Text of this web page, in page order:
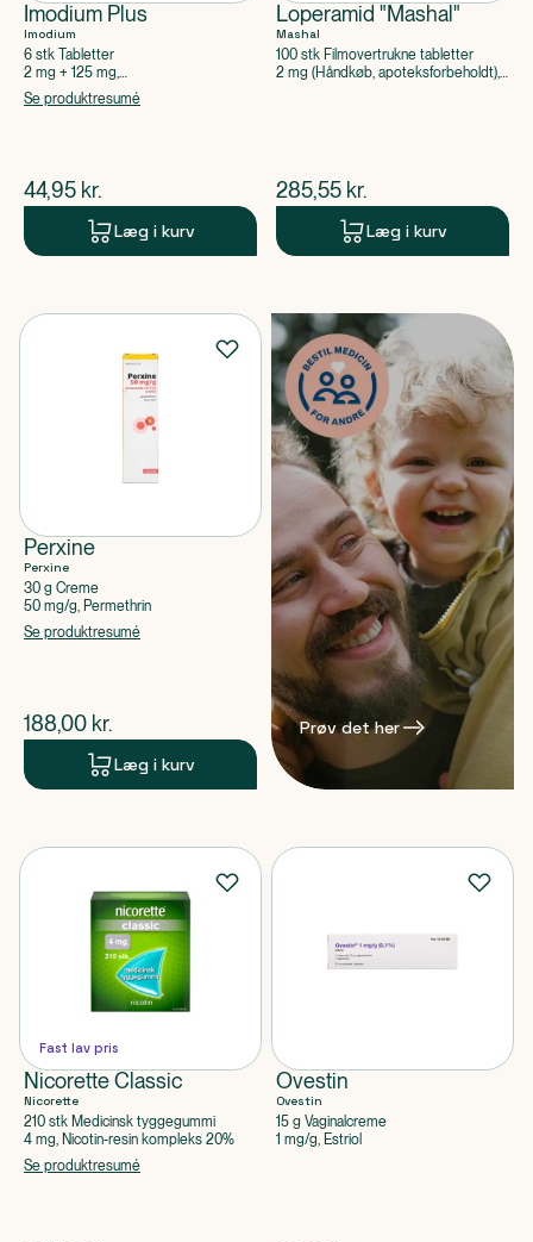
Imodium Plus
Imodium
6 stk Tabletter
2 mg + 125 mg,
Loperamidhydrochlorid, Simeticon
Se produktresumé
$nuværende pris
44,95 kr.
Læg i kurv
Loperamid "Mashal"
Mashal
100 stk Filmovertrukne tabletter
2 mg (Håndkøb, apoteksforbeholdt),
$nuværende pris
285,55 kr.
Læg i kurv
Perxine
Perxine
30 g Creme
50 mg/g, Permethrin
Se produktresumé
$nuværende pris
188,00 kr.
Læg i kurv
Prøv det her
Fast lav pris
Nicorette Classic
Nicorette
210 stk Medicinsk tyggegummi
4 mg, Nicotin-resin kompleks 20%
Se produktresumé
Ovestin
Ovestin
15 g Vaginalcreme
1 mg/g, Estriol